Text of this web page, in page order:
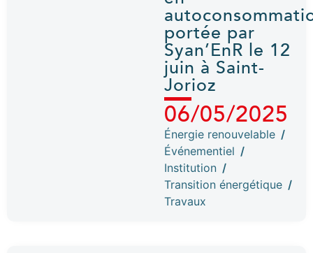
portée par
Syan’EnR le 12
juin à Saint-
Jorioz
06/05/2025
Énergie renouvelable /
Événementiel /
Institution /
Transition énergétique /
Travaux